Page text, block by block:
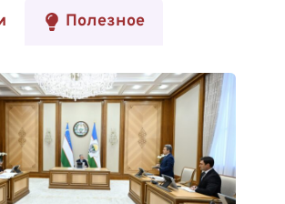
Полезное